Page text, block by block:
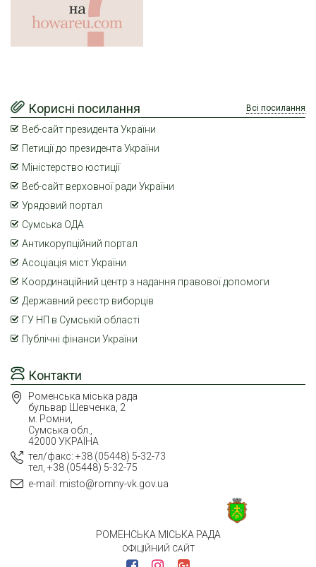
РОМЕНСЬКА МІСЬКА РАДА
ОФІЦІЙНИЙ САЙТ
Контакти
Роменська міська рада
бульвар Шевченка, 2
м. Ромни,
Сумська обл.,
42000 УКРАЇНА
тел/факс: +38 (05448) 5-32-73
тел, +38 (05448) 5-32-75
e-mail: misto@romny-vk.gov.ua
Корисні посилання Всі посилання
Веб-сайт президента України
Петиції до президента України
Міністерство юстиції
Веб-сайт верховної ради України
Урядовий портал
Сумська ОДА
Антикорупційний портал
Асоціація міст України
Координаційний центр з надання правової допомоги
Державний реєстр виборців
ГУ НП в Сумській області
Публічні фінанси України